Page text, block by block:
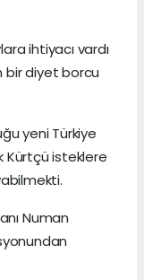
ihtiyacı vardı
bir diyet borcu
yeni Türkiye
Kürtçü isteklere
Numan